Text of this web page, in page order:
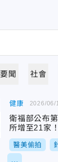
要聞 社會
健康
衛福部公布
所增至21家！
醫美偷拍
2026/06/